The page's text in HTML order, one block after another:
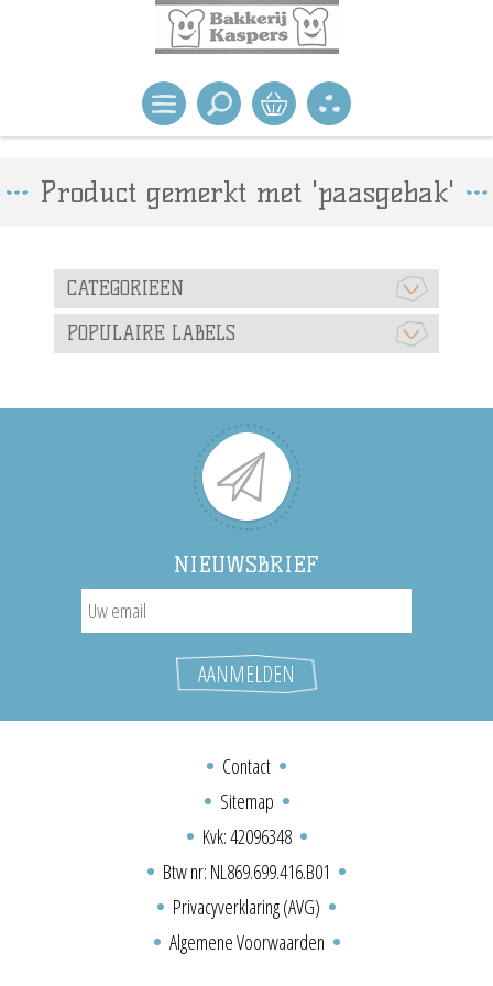
Product gemerkt met 'paasgebak'
CATEGORIEEN
POPULAIRE LABELS
NIEUWSBRIEF
Contact
Sitemap
Kvk: 42096348
Btw nr: NL869.699.416.B01
Privacyverklaring (AVG)
Algemene Voorwaarden